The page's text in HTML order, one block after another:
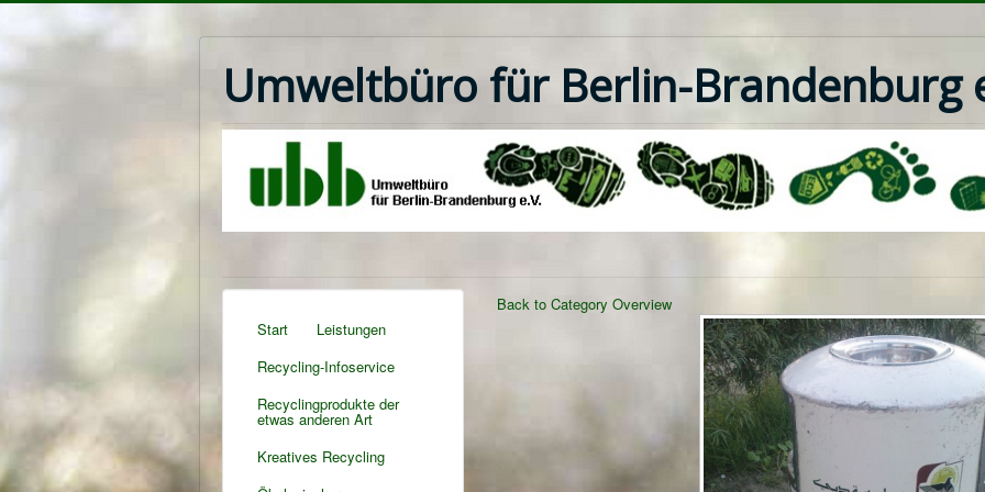
Umweltbüro für Berlin-Brandenburg
Start
Leistungen
Recycling-Infoservice
Recyclingprodukte der
etwas anderen Art
Kreatives Recycling
Back to Category Overview